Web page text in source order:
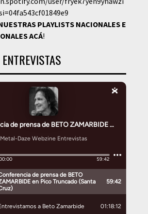
PLAYLISTS NACIONALES E
ACÁ!